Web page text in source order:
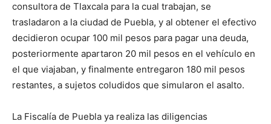
consultora de Tlaxcala para la cual trabajan, se
trasladaron a la ciudad de Puebla, y al obtener el efectivo
decidieron ocupar 100 mil pesos para pagar una deuda,
posteriormente apartaron 20 mil pesos en el vehículo en
el que viajaban, y finalmente entregaron 180 mil pesos
restantes, a sujetos coludidos que simularon el asalto.
La Fiscalía de Puebla ya realiza las diligencias